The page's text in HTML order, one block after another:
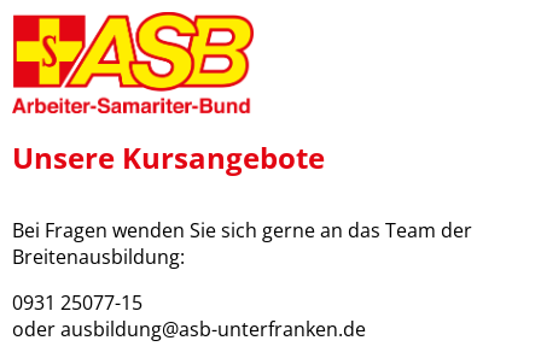
Unsere Kursangebote
Bei Fragen wenden Sie sich gerne an das Team der
Breitenausbildung:
0931 25077-15
oder ausbildung@asb-unterfranken.de